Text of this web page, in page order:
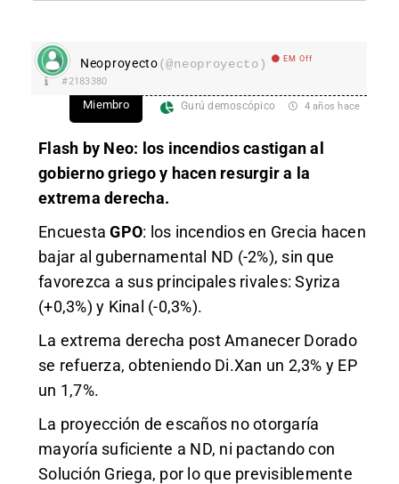
Neoproyecto(@neoproyecto) EM Off
#2183380
Miembro Gurú demoscópico 4 años hace
Flash by Neo: los incendios castigan al
gobierno griego y hacen resurgir a la
extrema derecha.
EncuestaGPO: los incendios en Grecia hacen
bajar al gubernamental ND (-2%), sin que
favorezca a sus principales rivales: Syriza
(+0,3%) y Kinal (-0,3%).
La extrema derecha post Amanecer Dorado
se refuerza, obteniendo Di.Xan un 2,3% y EP
un 1,7%.
La proyección de escaños no otorgaría
mayoría suficiente a ND, ni pactando con
Solución Griega, por lo que previsiblemente